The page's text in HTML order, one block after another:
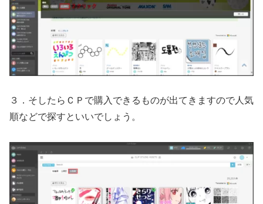
３．そしたらＣＰで購入できるものが出てきますので人気
順などで探すといいでしょう。